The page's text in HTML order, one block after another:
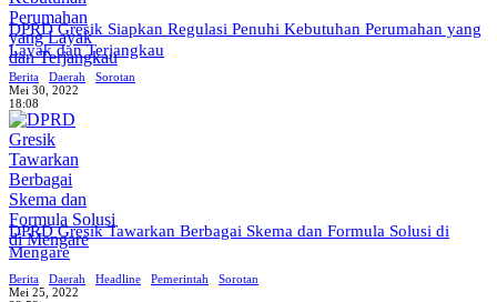
DPRD Gresik Siapkan Regulasi Penuhi Kebutuhan Perumahan yang
Layak dan Terjangkau
Berita Daerah
Sorotan
Mei 30, 2022
18:08
DPRD Gresik Tawarkan Berbagai Skema dan Formula Solusi di
Mengare
Berita Daerah Headline Pemerintah
Sorotan
Mei 25, 2022